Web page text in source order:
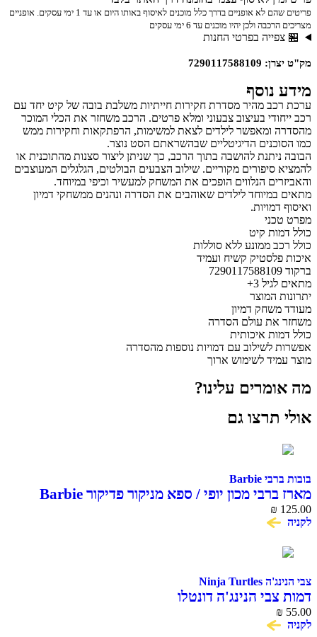
פריטים שהם לא אופניים בדרך כלל מוכנים לאיסוף באותו היום או עד 1 ימי עסקים. אופניים
מצריכים הרכבה ולכן יהיו מוכנים עד 6 ימי עסקים
🏪 צפייה בפרטי החנות
מק"ט יצרן: 7290117588109
מידע נוסף
ערכת רכב מהיר מסדרת חקירות חייתיות משלבת בובה של קיט יחד עם
רכב ייחודי בעיצוב צבעוני ומלא פרטים. הרכב משחזר את הכלי המוכר
מהסדרה ומאפשר לילדים לצאת למשימות, הרפתקאות וחקירות ממש
כמו הסוכנים הדיגיטליים שבהשראתם הסט נוצר.
הבובה ניתנת להושבה בתוך הרכב, כך שניתן ליצור סצנות מהתוכנית או
להמציא סיפורים מקוריים. שילוב הצבעים הבולטים, הגלגלים המעוצבים
והאביזרים הנלווים הופכים את המשחק למעשיר וכיפי במיוחד.
מתאים במיוחד לילדים שאוהבים את הסדרה ונהנים ממשחקי דמיון
ואיסוף דמויות.
מפרט טכני
כולל דמות קיט
כולל רכב ממונע ללא סוללות
איכות פלסטיק קשיח ועמיד
ברקוד 7290117588109
מתאים לגיל 3+
יתרונות המוצר
מעודד משחק דמיון
משחזר את עולם הסדרה
כולל דמות איכותית
אפשרות לשילוב עם דמויות נוספות מהסדרה
מוצר עמיד לשימוש ארוך
מה אומרים עלינו?
אולי תרצו גם
בובות ברבי Barbie
מארז ברבי מכון יופי / ספא מניקור פדיקור Barbie
₪ 125.00
לקניה
צבי הנינג'ה Ninja Turtles
דמות צבי הנינג'ה דונטלו
₪ 55.00
לקניה